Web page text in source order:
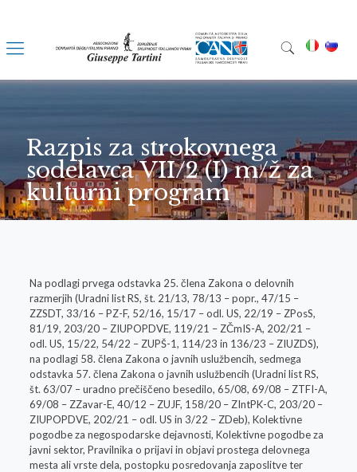
Razpis za strokovnega
sodelavca VII/2 (I) m/ž za
kulturni program
Na podlagi prvega odstavka 25. člena Zakona o delovnih
razmerjih (Uradni list RS, št. 21/13, 78/13 – popr., 47/15 –
ZZSDT, 33/16 – PZ-F, 52/16, 15/17 – odl. US, 22/19 – ZPosS,
81/19, 203/20 – ZIUPOPDVE, 119/21 – ZČmIS-A, 202/21 –
odl. US, 15/22, 54/22 – ZUPŠ-1, 114/23 in 136/23 – ZIUZDS),
na podlagi 58. člena Zakona o javnih uslužbencih, sedmega
odstavka 57. člena Zakona o javnih uslužbencih (Uradni list RS,
št. 63/07 – uradno prečiščeno besedilo, 65/08, 69/08 – ZTFI-A,
69/08 – ZZavar-E, 40/12 – ZUJF, 158/20 – ZIntPK-C, 203/20 –
ZIUPOPDVE, 202/21 – odl. US in 3/22 – ZDeb), Kolektivne
pogodbe za negospodarske dejavnosti, Kolektivne pogodbe za
javni sektor, Pravilnika o prijavi in objavi prostega delovnega
mesta ali vrste dela, postopku posredovanja zaposlitve ter